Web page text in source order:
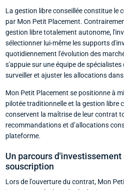
La gestion libre conseillée constitue le
par Mon Petit Placement.
gestion libre totalement autonome,
sélectionner lui-même les supports
quotidiennement l'évolution des
s'appuie sur une équipe de
surveiller et ajuster les allocations
Mon Petit Placement se positionne à
pilotée traditionnelle et la gestion libre
conservent la maîtrise de leur contrat
recommandations et d’allocations
plateforme.
Un parcours
souscription
Lors de l'ouverture du contrat, Mon